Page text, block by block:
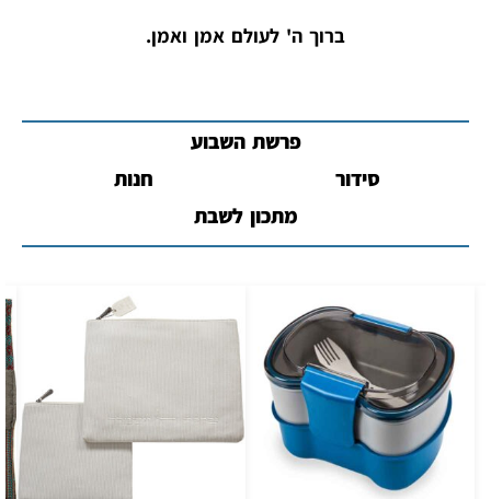
ברוך ה' לעולם אמן ואמן.
פרשת השבוע
סידור
חנות
מתכון לשבת